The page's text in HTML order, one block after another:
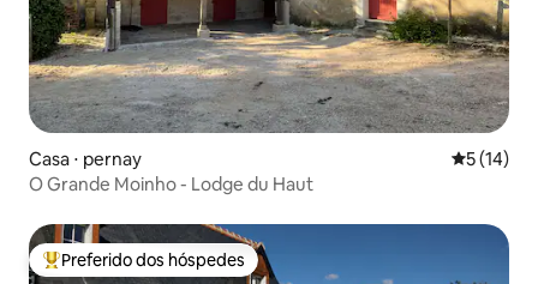
Casa ⋅ pernay 5 de uma
5 (14)
O Grande Moinho - Lodge du Haut
Entre os melhores preferidos dos hóspedes
Preferido dos hóspedes